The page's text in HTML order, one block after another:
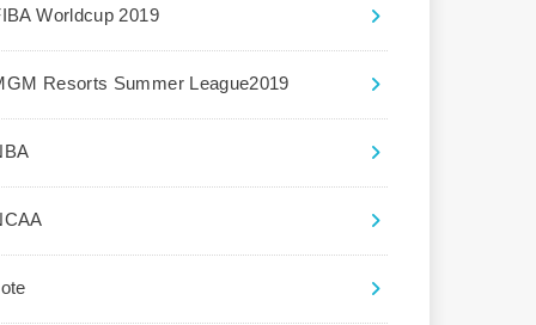
Worldcup 2019
Resorts Summer League2019